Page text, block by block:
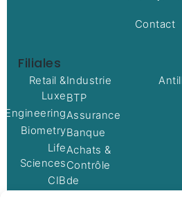
Contact
Filiales
Retail &
Luxe
Biometry
Life
Sciences
CIB
Industrie
BTP
Assurance
Banque
Achats &
Contrôle
de